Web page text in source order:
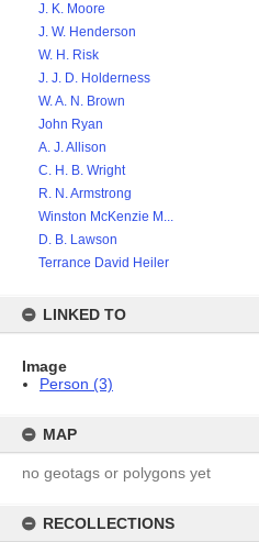
J. K. Moore
J. W. Henderson
W. H. Risk
J. J. D. Holderness
W. A. N. Brown
John Ryan
A. J. Allison
C. H. B. Wright
R. N. Armstrong
Winston McKenzie M...
D. B. Lawson
Terrance David Heiler
LINKED TO
Image
Person (3)
MAP
no geotags or polygons yet
RECOLLECTIONS